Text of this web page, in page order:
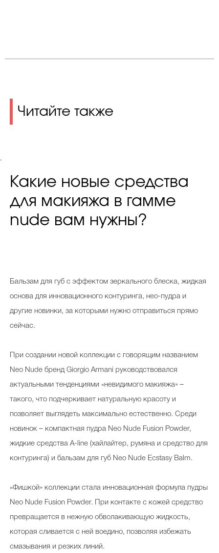
Читайте также
.
Какие новые средства
для макияжа в гамме
nude вам нужны?
Бальзам для губ с эффектом зеркального блеска, жидкая
основа для инновационного контуринга, нео-пудра и
другие новинки, за которыми нужно отправиться прямо
сейчас.
При создании новой коллекции с говорящим названием
Neo Nude бренд Giorgio Armani руководствовался
актуальными тенденциями «невидимого макияжа» –
такого, что подчеркивает натуральную красоту и
позволяет выглядеть максимально естественно. Среди
новинок – компактная пудра Neo Nude Fusion Powder,
жидкие средства A-line (хайлайтер, румяна и средство для
контуринга) и бальзам для губ Neo Nude Ecstasy Balm.
«Фишкой» коллекции стала инновационная формула пудры
Neo Nude Fusion Powder. При контакте с кожей средство
превращается в нежную обволакивающую жидкость,
которая сливается с ней воедино, позволяя избежать
смазывания и резких линий.